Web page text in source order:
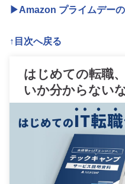
▶Amazon プライムデー
↑目次へ戻る
はじめての転職
いか分からない